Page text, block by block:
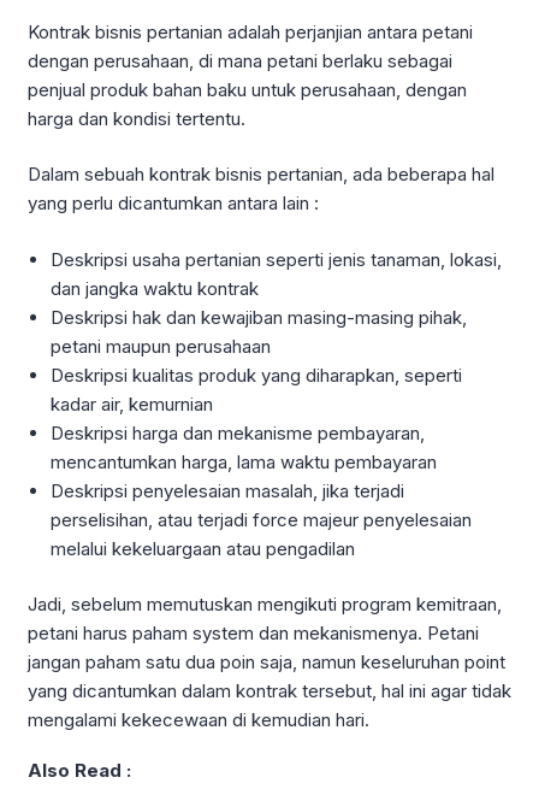
Kontrak bisnis pertanian adalah perjanjian antara petani
dengan perusahaan, di mana petani berlaku sebagai
penjual produk bahan baku untuk perusahaan, dengan
harga dan kondisi tertentu.
Dalam sebuah kontrak bisnis pertanian, ada beberapa hal
yang perlu dicantumkan antara lain :
Deskripsi usaha pertanian seperti jenis tanaman, lokasi,
dan jangka waktu kontrak
Deskripsi hak dan kewajiban masing-masing pihak,
petani maupun perusahaan
Deskripsi kualitas produk yang diharapkan, seperti
kadar air, kemurnian
Deskripsi harga dan mekanisme pembayaran,
mencantumkan harga, lama waktu pembayaran
Deskripsi penyelesaian masalah, jika terjadi
perselisihan, atau terjadi force majeur penyelesaian
melalui kekeluargaan atau pengadilan
Jadi, sebelum memutuskan mengikuti program kemitraan,
petani harus paham system dan mekanismenya. Petani
jangan paham satu dua poin saja, namun keseluruhan point
yang dicantumkan dalam kontrak tersebut, hal ini agar tidak
mengalami kekecewaan di kemudian hari.
Also Read :